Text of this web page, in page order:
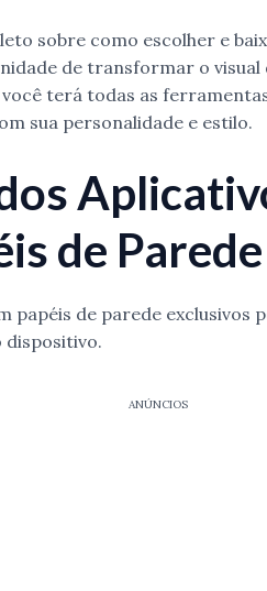
sobre como escolher e
de transformar o
terá todas as
sua personalidade e estilo.
de Parede
papéis de parede exclusivos
dispositivo.
ANÚNCIOS